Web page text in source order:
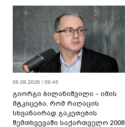
06.08.2026 / 09:45
გიორგი ბილანიშვილი - იმის
მტკიცება, რომ რაღაცის
სხვანაირად გაკეთების
შემთხვევაში საქართველო 2008